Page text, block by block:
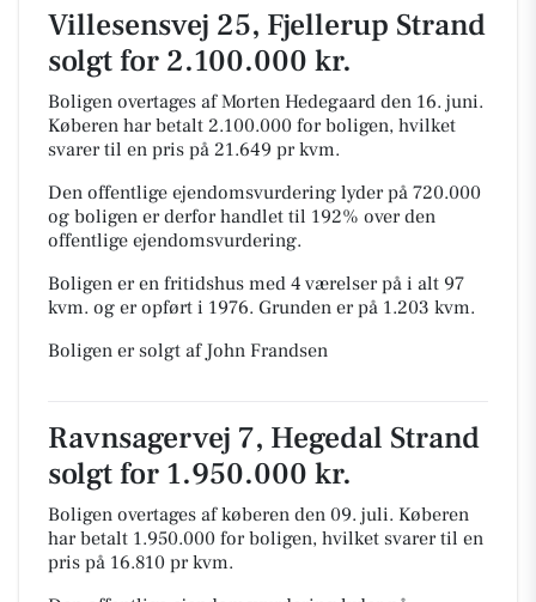
Villesensvej 25, Fjellerup Strand
solgt for 2.100.000 kr.
Boligen overtages af Morten Hedegaard den 16. juni.
Køberen har betalt 2.100.000 for boligen, hvilket
svarer til en pris på 21.649 pr kvm.
Den offentlige ejendomsvurdering lyder på 720.000
og boligen er derfor handlet til 192% over den
offentlige ejendomsvurdering.
Boligen er en fritidshus med 4 værelser på i alt 97
kvm. og er opført i 1976. Grunden er på 1.203 kvm.
Boligen er solgt af John Frandsen
Ravnsagervej 7, Hegedal Strand
solgt for 1.950.000 kr.
Boligen overtages af køberen den 09. juli. Køberen
har betalt 1.950.000 for boligen, hvilket svarer til en
pris på 16.810 pr kvm.